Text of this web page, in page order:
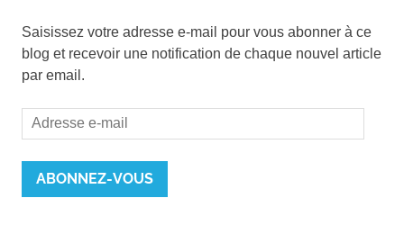
Saisissez votre adresse e-mail pour vous abonner à ce
blog et recevoir une notification de chaque nouvel article
par email.
Adresse
e-
mail
ABONNEZ-VOUS